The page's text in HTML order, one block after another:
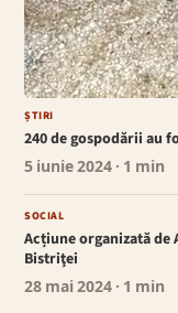
ȘTIRI
240 de gospodării au
5 iunie 2024 · 1 min
SOCIAL
Acțiune organizată de
Bistriţei
28 mai 2024 · 1 min